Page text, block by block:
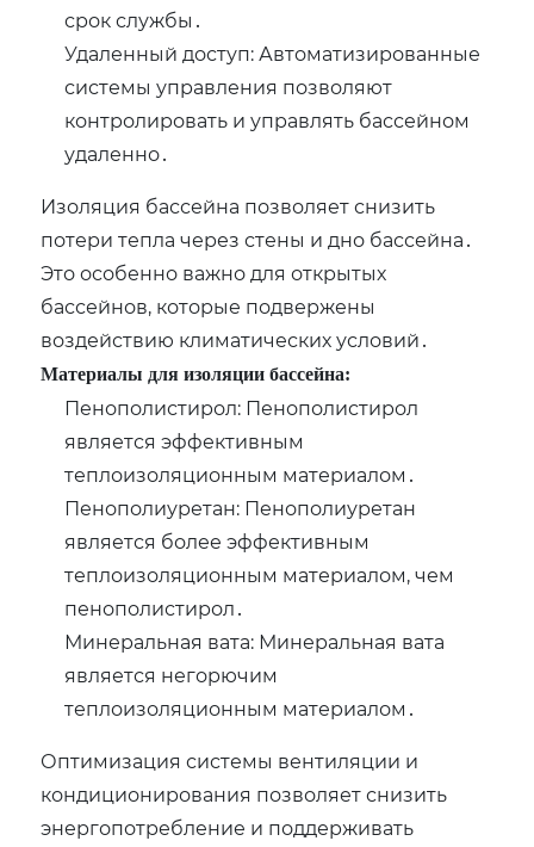
срок службы․
Удаленный доступ: Автоматизированные
системы управления позволяют
контролировать и управлять бассейном
удаленно․
Изоляция бассейна позволяет снизить
потери тепла через стены и дно бассейна․
Это особенно важно для открытых
бассейнов‚ которые подвержены
воздействию климатических условий․
Материалы для изоляции бассейна:
Пенополистирол: Пенополистирол
является эффективным
теплоизоляционным материалом․
Пенополиуретан: Пенополиуретан
является более эффективным
теплоизоляционным материалом‚ чем
пенополистирол․
Минеральная вата: Минеральная вата
является негорючим
теплоизоляционным материалом․
Оптимизация системы вентиляции и
кондиционирования позволяет снизить
энергопотребление и поддерживать